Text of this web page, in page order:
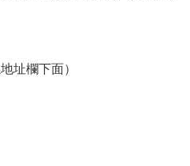
址欄下面）